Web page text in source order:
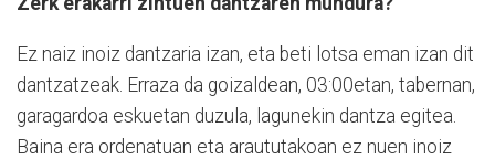
Ez naiz inoiz dantzaria izan, eta beti lotsa eman izan dit
dantzatzeak. Erraza da goizaldean, 03:00etan, tabernan,
garagardoa eskuetan duzula, lagunekin dantza egitea.
Baina era ordenatuan eta araututakoan ez nuen inoiz